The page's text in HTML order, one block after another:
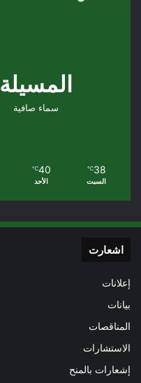
المسيلة
سماء صافية
38
℃
السبت
40
℃
الأحد
اشعارت
إعلانات
بيانات
المناقصات
الاستشارات
إشعارات بالمنح